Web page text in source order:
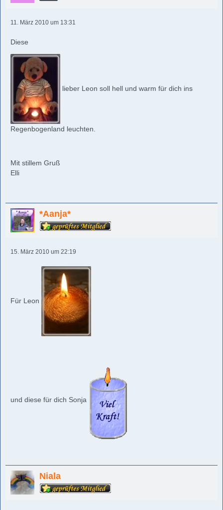
11. März 2010 um 13:31
Diese
lieber Leon soll hell und warm für dich ins
Regenbogenland leuchten.
Mit stillem Gruß
Elli
*Aanja*
15. März 2010 um 22:19
Für Leon
und diese für dich Sonja
Niala